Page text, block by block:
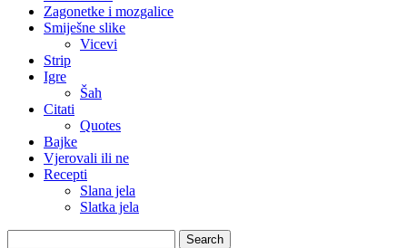
Zagonetke i mozgalice
Smiješne slike
Vicevi
Strip
Igre
Šah
Citati
Quotes
Bajke
Vjerovali ili ne
Recepti
Slana jela
Slatka jela
Search